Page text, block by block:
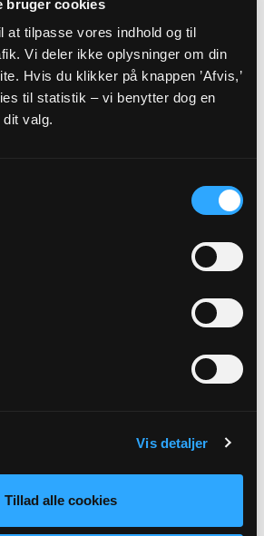
bruger cookies
at tilpasse vores indhold og til
Vi deler ikke oplysninger om din
Hvis du klikker på knappen ’Afvis,’
til statistik – vi benytter dog en
valg.
Vis detaljer
Tillad alle cookies
er der studiekreds i Kirkehuset i
hver gang i to kapitler fra
Markusevangeliet er det
Bibelens fire evangelier om Jesu liv
opdagelse i fortællingerne. Der
eller viden om Kristendommen
på læserejsen. Vi læser til
i oversættelsen fra 1992. Du er